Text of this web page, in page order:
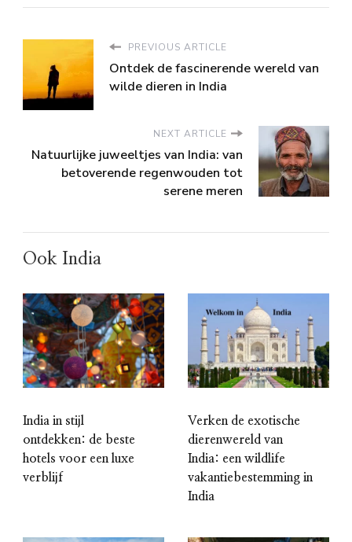
PREVIOUS ARTICLE
Ontdek de fascinerende wereld van
wilde dieren in India
NEXT ARTICLE
Natuurlijke juweeltjes van India: van
betoverende regenwouden tot
serene meren
Ook India
India in stijl
ontdekken: de beste
hotels voor een luxe
verblijf
Verken de exotische
dierenwereld van
India: een wildlife
vakantiebestemming in
India